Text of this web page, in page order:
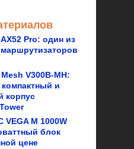
Pro: один из
V300B-MH:
и
корпус
VEGA M 1000W
блок
цене